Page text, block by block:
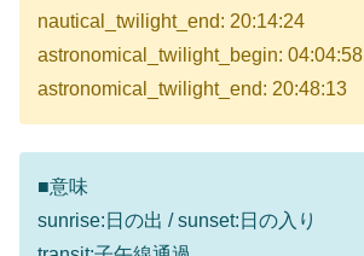
nautical_twilight_end: 20:14:24
astronomical_twilight_begin: 04:04:58
astronomical_twilight_end: 20:48:13
■意味
sunrise:日の出 / sunset:日の入り